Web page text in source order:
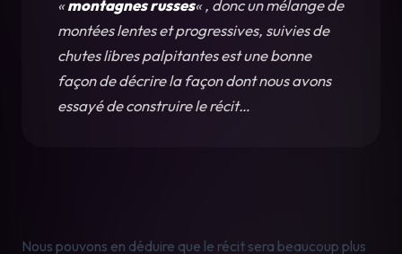
« montagnes russes« , donc un mélange de
montées lentes et progressives, suivies de
chutes libres palpitantes est une bonne
façon de décrire la façon dont nous avons
essayé de construire le récit…
Nous pouvons en déduire que le récit sera beaucoup plus